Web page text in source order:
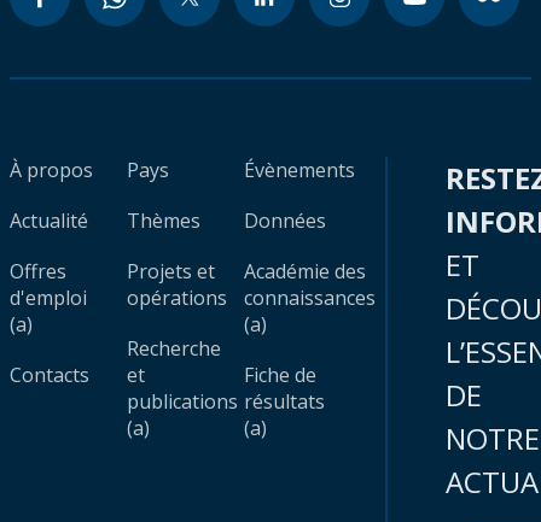
À propos
Actualité
Offres
d'emploi
(a)
Contacts
Pays
Thèmes
Projets et
opérations
Recherche
et
publications
(a)
Évènements
Données
Académie des
connaissances
(a)
Fiche de
résultats
(a)
ET
DE
NOTRE